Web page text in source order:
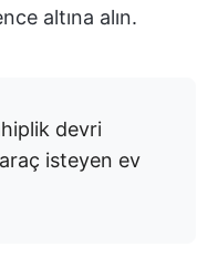
altına alın.
devri
isteyen ev